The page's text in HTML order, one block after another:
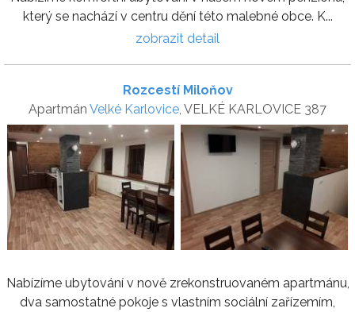
který se nachází v centru dění této malebné obce. K...
zobrazit detail
Rozcestí Miloňov
Apartmán Velké Karlovice , VELKÉ KARLOVICE 387
Nabízíme ubytování v nově zrekonstruovaném apartmánu,
dva samostatné pokoje s vlastním sociální zařízemím,